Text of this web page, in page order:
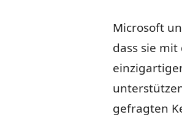
Microsoft
dass sie
gefragten